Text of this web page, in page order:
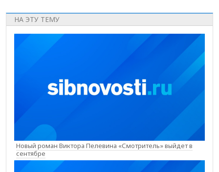
НА ЭТУ ТЕМУ
Новый роман Виктора Пелевина «Смотритель» выйдет в
сентябре